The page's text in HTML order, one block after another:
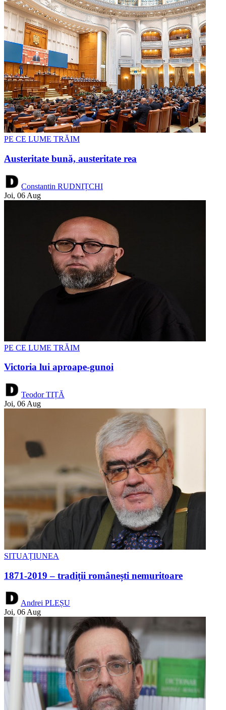
PE CE LUME TRĂIM
Austeritate bună, austeritate rea
Constantin RUDNIȚCHI
Joi, 06 Aug
PE CE LUME TRĂIM
Victoria lui aproape-gunoi
Teodor TIȚĂ
Joi, 06 Aug
SITUAȚIUNEA
1871-2019 – tradiții românești nemuritoare
Andrei PLEȘU
Joi, 06 Aug